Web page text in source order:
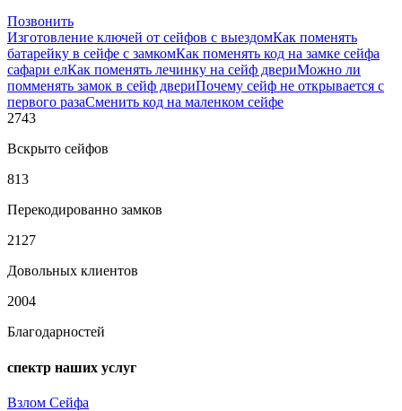
Позвонить
Изготовление ключей от сейфов с выездомКак поменять
батарейку в сейфе с замкомКак поменять код на замке сейфа
сафари елКак поменять лечинку на сейф двериМожно ли
помменять замок в сейф двериПочему сейф не открывается с
первого разаСменить код на маленком сейфе
2743
Вскрыто сейфов
813
Перекодированно замков
2127
Довольных клиентов
2004
Благодарностей
спектр наших услуг
Взлом Сейфа